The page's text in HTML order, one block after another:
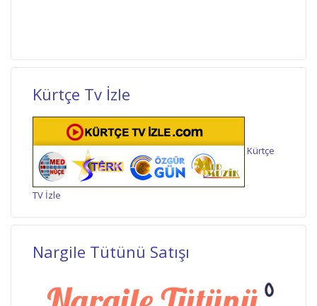
Kürtçe Tv İzle
Kürtçe
TV İzle
Nargile Tütünü Satışı